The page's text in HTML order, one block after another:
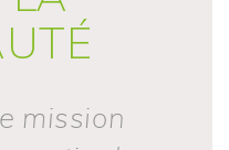
mission